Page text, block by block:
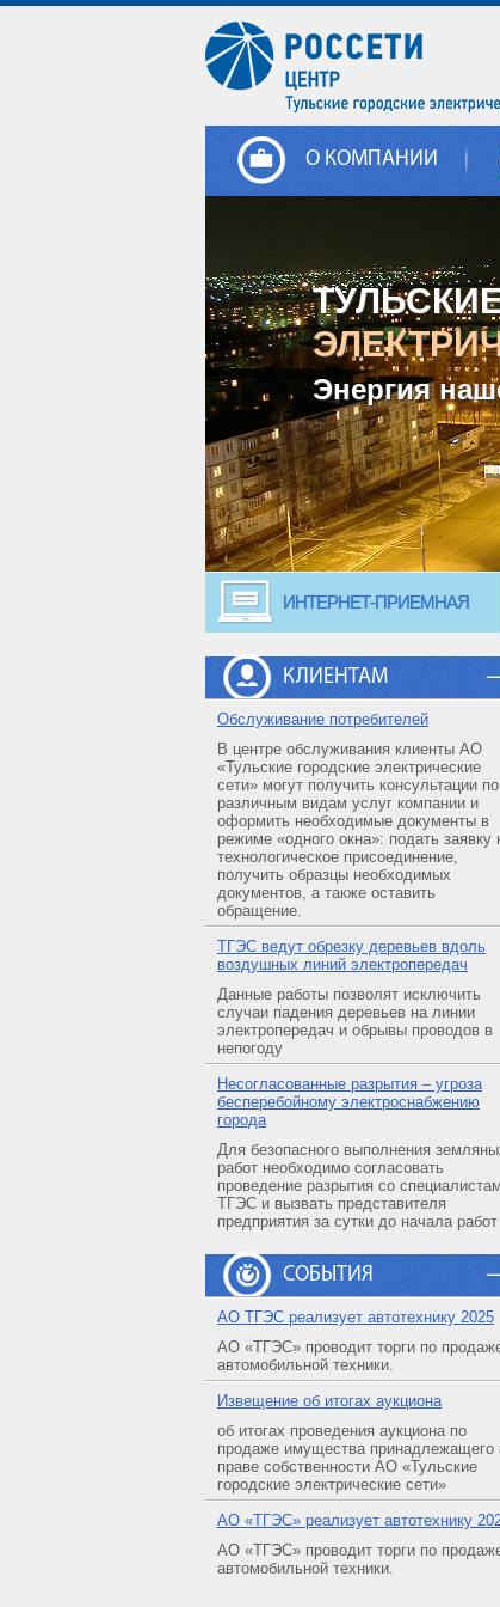
О КОМПАНИИ
Энергия
ИНТЕРНЕТ-ПРИЕМНАЯ
КЛИЕНТАМ
Обслуживание потребителей
В центре обслуживания клиенты АО
«Тульские городские электрические
сети» могут получить консультации по
различным видам услуг компании и
оформить необходимые документы в
режиме «одного окна»: подать заявку
технологическое присоединение,
получить образцы необходимых
документов, а также оставить
обращение.
ТГЭС ведут обрезку деревьев вдоль
воздушных линий электропередач
Данные работы позволят исключить
случаи падения деревьев на линии
электропередач и обрывы проводов в
непогоду
Несогласованные разрытия – угроза
бесперебойному электроснабжению
города
Для безопасного выполнения
работ необходимо согласовать
проведение разрытия со
ТГЭС и вызвать представителя
предприятия за сутки до начала работ
СОБЫТИЯ
АO ТГЭС реализует автотехнику 2025
АО «ТГЭС» проводит торги по
автомобильной техники.
Извещение об итогах аукциона
об итогах проведения аукциона по
продаже имущества принадлежащего
праве собственности АО «Тульские
городские электрические сети»
АO «ТГЭС» реализует автотехнику
АО «ТГЭС» проводит торги по
автомобильной техники.